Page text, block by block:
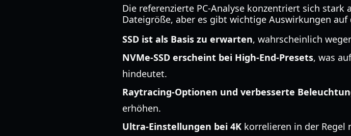
Die referenzierte PC-Analyse konzentriert sich
Dateigröße, aber es gibt wichtige Auswirkungen auf
SSD ist als Basis zu erwarten, wahrscheinlich
NVMe-SSD erscheint bei High-End-Presets, was
hindeutet.
Raytracing-Optionen und verbesserte
erhöhen.
Ultra-Einstellungen bei 4K korrelieren in der Regel